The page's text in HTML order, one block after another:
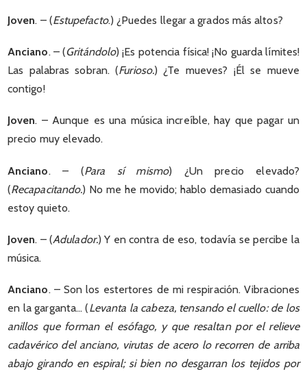
Joven. – (Estupefacto.) ¿Puedes llegar a grados más altos?
Anciano. – (Gritándolo) ¡Es potencia física! ¡No guarda límites!
Las palabras sobran. (Furioso.) ¿Te mueves? ¡Él se mueve
contigo!
Joven. – Aunque es una música increíble, hay que pagar un
precio muy elevado.
Anciano. – (Para sí mismo) ¿Un precio elevado?
(Recapacitando.) No me he movido; hablo demasiado cuando
estoy quieto.
Joven. – (Adulador.) Y en contra de eso, todavía se percibe la
música.
Anciano. – Son los estertores de mi respiración. Vibraciones
en la garganta… (Levanta la cabeza, tensando el cuello: de los
anillos que forman el esófago, y que resaltan por el relieve
cadavérico del anciano, virutas de acero lo recorren de arriba
abajo girando en espiral; si bien no desgarran los tejidos por